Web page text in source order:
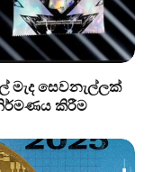
මැද සෙවනැල්ලක්
කිරීම